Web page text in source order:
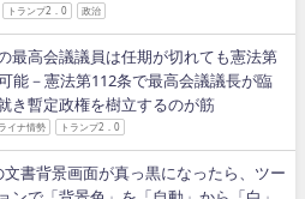
トランプ2．0 政治
最高会議議員は任期が切れても憲法第
能－憲法第112条で最高会議議長が臨
き暫定政権を樹立するのが筋
イナ情勢 トランプ2．0
書背景画面が真っ黒になったら、ツー